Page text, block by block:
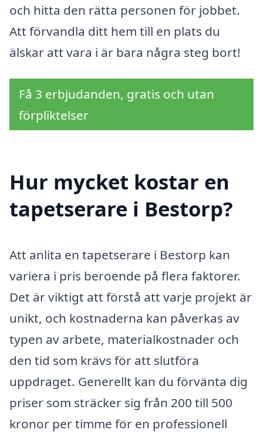
och hitta den rätta personen för jobbet.
Att förvandla ditt hem till en plats du
älskar att vara i är bara några steg bort!
Få 3 erbjudanden, gratis och utan
förpliktelser
Hur mycket kostar en
tapetserare i Bestorp?
Att anlita en tapetserare i Bestorp kan
variera i pris beroende på flera faktorer.
Det är viktigt att förstå att varje projekt är
unikt, och kostnaderna kan påverkas av
typen av arbete, materialkostnader och
den tid som krävs för att slutföra
uppdraget. Generellt kan du förvänta dig
priser som sträcker sig från 200 till 500
kronor per timme för en professionell